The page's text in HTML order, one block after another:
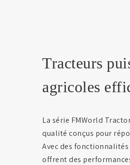
Tracteurs
agricoles
La série FMWorld
qualité conçus pour
Avec des
offrent des